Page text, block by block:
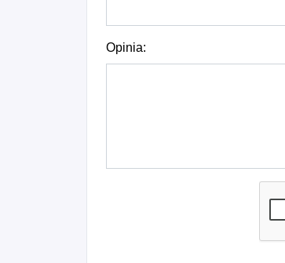
Opinia: